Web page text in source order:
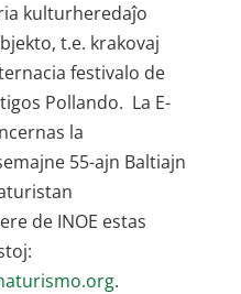
kulturheredaĵo
t.e. krakovaj
festivalo de
Pollando. La E-
la
55-ajn Baltiajn
de INOE estas
.